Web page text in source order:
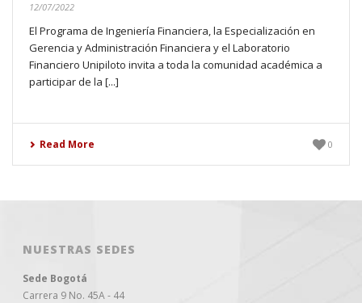
12/07/2022
El Programa de Ingeniería Financiera, la Especialización en
Gerencia y Administración Financiera y el Laboratorio
Financiero Unipiloto invita a toda la comunidad académica a
participar de la [...]
Read More 0
NUESTRAS SEDES
Sede Bogotá
Carrera 9 No. 45A - 44